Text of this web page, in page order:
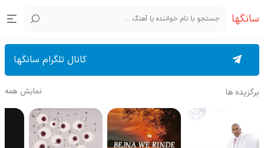
سانگها
کانال تلگرام سانگها
برگزیده ها نمایش همه